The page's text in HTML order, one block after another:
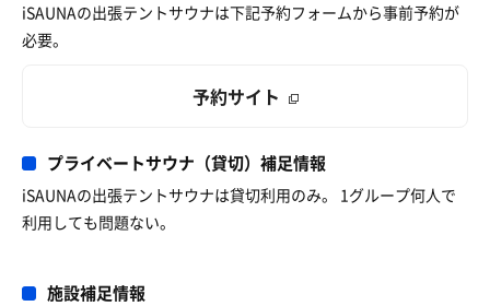
iSAUNAの出張テントサウナは下記予約フォームから事前予約が
必要。
予約サイト
プライベートサウナ（貸切）補足情報
iSAUNAの出張テントサウナは貸切利用のみ。 1グループ何人で
利用しても問題ない。
施設補足情報